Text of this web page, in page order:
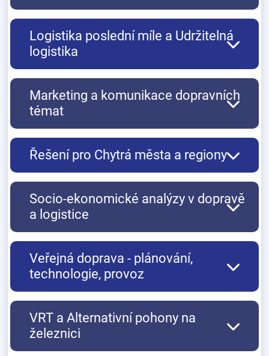
Logistika poslední míle a Udržitelná
logistika
Marketing a komunikace dopravních
témat
Řešení pro Chytrá města a regiony
Socio-ekonomické analýzy v dopravě
a logistice
Veřejná doprava - plánování,
technologie, provoz
VRT a Alternativní pohony na
železnici